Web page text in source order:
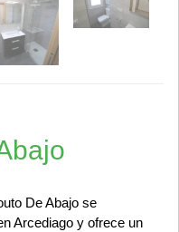
De Abajo se
Arcediago y ofrece un